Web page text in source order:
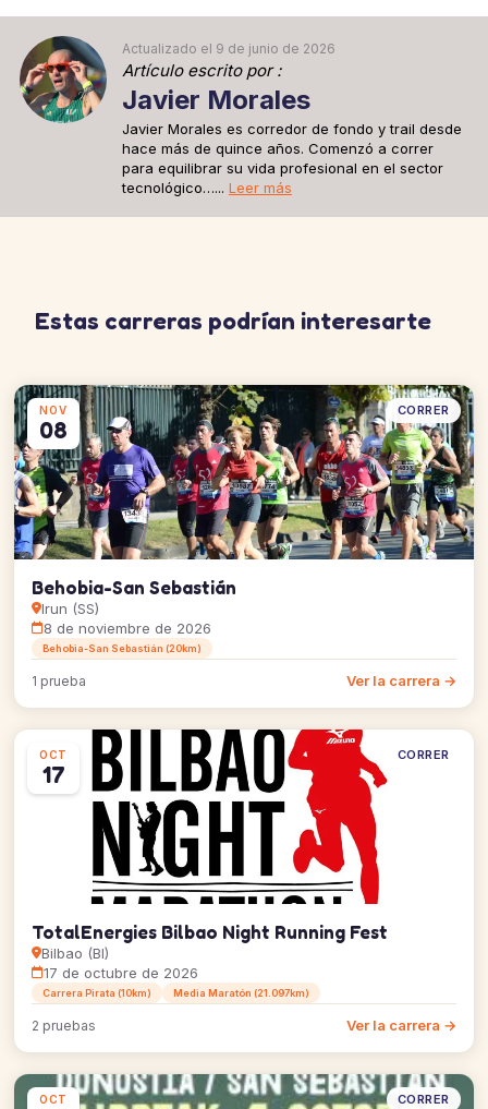
Actualizado el 9 de junio de 2026
Artículo escrito por :
Javier Morales
Javier Morales es corredor de fondo y trail desde
hace más de quince años. Comenzó a correr
para equilibrar su vida profesional en el sector
tecnológico…... Leer más
Estas carreras podrían interesarte
NOV
08
CORRER
Behobia-San Sebastián
Irun (SS)
8 de noviembre de 2026
Behobia-San Sebastián (20km)
1 prueba Ver la carrera →
OCT
17
CORRER
TotalEnergies Bilbao Night Running Fest
Bilbao (BI)
17 de octubre de 2026
Carrera Pirata (10km) Media Maratón (21.097km)
2 pruebas Ver la carrera →
OCT CORRER